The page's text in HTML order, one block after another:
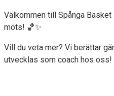
Välkommen till Spånga
möts! 🏀✨
Vill du veta mer? Vi berättar
utvecklas som coach hos oss!